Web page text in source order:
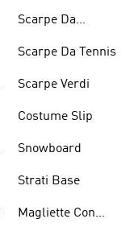
Scarpe Da
Scarpe Da Tennis
Scarpe Verdi
Costume Slip
Snowboard
Strati Base
Magliette Con